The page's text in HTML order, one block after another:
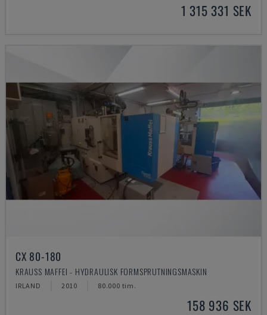
1 315 331 SEK
CX 80-180
KRAUSS MAFFEI - HYDRAULISK FORMSPRUTNINGSMASKIN
IRLAND 2010 80.000 tim.
158 936 SEK